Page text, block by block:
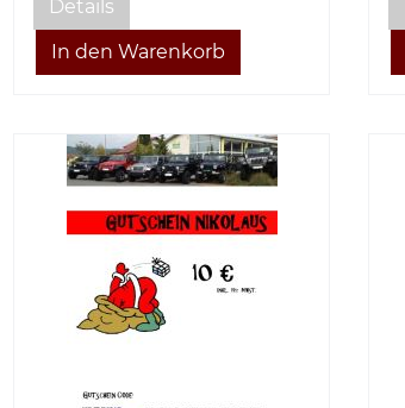
Details